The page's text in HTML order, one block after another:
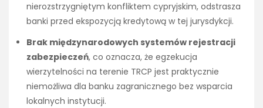
nierozstrzygniętym konfliktem cypryjskim, odstrasza
banki przed ekspozycją kredytową w tej jurysdykcji.
Brak międzynarodowych systemów rejestracji
zabezpieczeń, co oznacza, że egzekucja
wierzytelności na terenie TRCP jest praktycznie
niemożliwa dla banku zagranicznego bez wsparcia
lokalnych instytucji.